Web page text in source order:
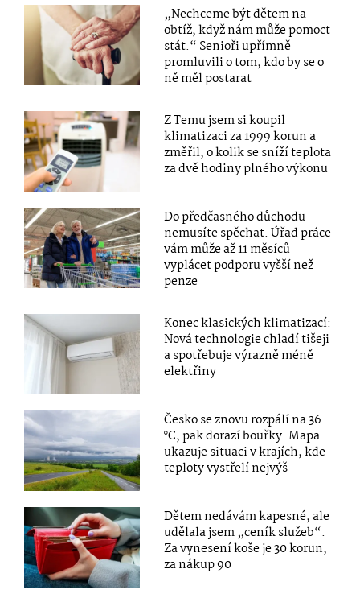
„Nechceme být dětem na
obtíž, když nám může pomoct
stát.“ Senioři upřímně
promluvili o tom, kdo by se o
ně měl postarat
Z Temu jsem si koupil
klimatizaci za 1999 korun a
změřil, o kolik se sníží teplota
za dvě hodiny plného výkonu
Do předčasného důchodu
nemusíte spěchat. Úřad práce
vám může až 11 měsíců
vyplácet podporu vyšší než
penze
Konec klasických klimatizací:
Nová technologie chladí tišeji
a spotřebuje výrazně méně
elektřiny
Česko se znovu rozpálí na 36
°C, pak dorazí bouřky. Mapa
ukazuje situaci v krajích, kde
teploty vystřelí nejvýš
Dětem nedávám kapesné, ale
udělala jsem „ceník služeb“.
Za vynesení koše je 30 korun,
za nákup 90